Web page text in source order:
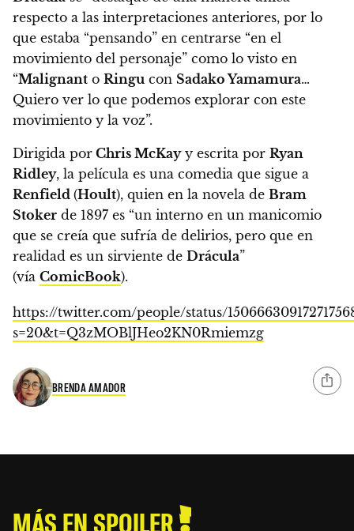
respecto a las interpretaciones anteriores, por lo
que estaba “pensando” en centrarse “en el
movimiento del personaje” como lo visto en
“Malignant o Ringu con Sadako Yamamura…
Quiero ver lo que podemos explorar con este
movimiento y la voz”.
Dirigida por Chris McKayy escrita por Ryan
Ridley, la película es una comedia que sigue a
Renfield (Hoult), quien en la novela de Bram
Stoker de 1897 es “un interno en un manicomio
que se creía que sufría de delirios, pero que en
realidad es un sirviente de Drácula”
(vía ComicBook).
https://twitter.com/people/status/
s=20&t=Q3zMOBlJHeo2KN0Rmiemzg
BRENDA AMADOR
MÁS EN SPOILER